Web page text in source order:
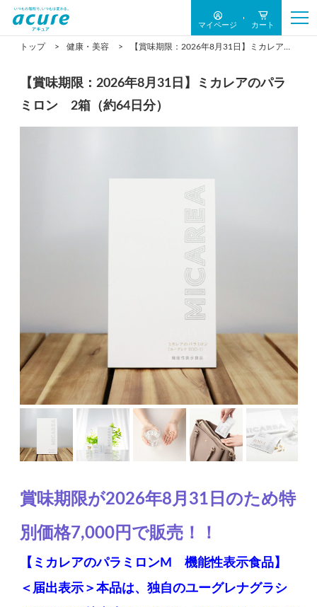
マイページ カート
トップ 健康・美容
【賞味期限：2026年8月31日】ミカレアのパラ
ミロン 2箱（約64日分）
賞味期限が2026年8月31日のため特
別価格7,000円で販売！！
【ミカレアのパラミロンM 機能性表示食品】
＜届出表示＞本品は、独自のユーグレナグラシ